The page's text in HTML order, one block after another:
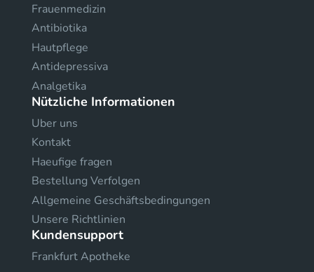
Frauenmedizin
Antibiotika
Hautpflege
Antidepressiva
Analgetika
Nützliche Informationen
Uber uns
Kontakt
Haeufige fragen
Bestellung Verfolgen
Allgemeine Geschäftsbedingungen
Unsere Richtlinien
Kundensupport
Frankfurt Apotheke